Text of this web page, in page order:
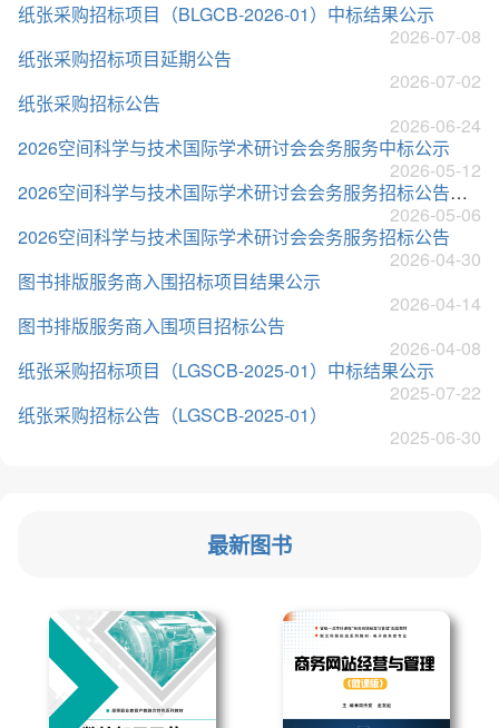
纸张采购招标项目（BLGCB-2026-01）中标结果公示
2026-07-08
纸张采购招标项目延期公告
2026-07-02
纸张采购招标公告
2026-06-24
2026空间科学与技术国际学术研讨会会务服务中标公示
2026-05-12
2026空间科学与技术国际学术研讨会会务服务招标公告（第二次）
2026-05-06
2026空间科学与技术国际学术研讨会会务服务招标公告
2026-04-30
图书排版服务商入围招标项目结果公示
2026-04-14
图书排版服务商入围项目招标公告
2026-04-08
纸张采购招标项目（LGSCB-2025-01）中标结果公示
2025-07-22
纸张采购招标公告（LGSCB-2025-01）
2025-06-30
最新图书